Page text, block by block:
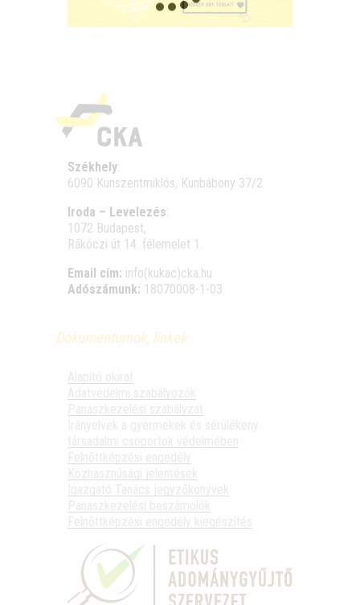
Székhely:
6090 Kunszentmiklós, Kunbábony 37/2
Iroda – Levelezés:
1072 Budapest,
Rákóczi út 14. félemelet 1.
Email cím: info(kukac)cka.hu
Adószámunk: 18070008-1-03
Dokumentumok, linkek